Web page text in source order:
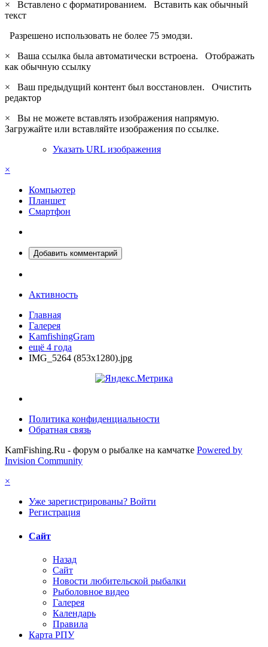
×
Вставлено с форматированием. Вставить как обычный
текст
Разрешено использовать не более 75 эмодзи.
×
Ваша ссылка была автоматически встроена. Отображать
как обычную ссылку
×
Ваш предыдущий контент был восстановлен. Очистить
редактор
×
Вы не можете вставлять изображения напрямую.
Загружайте или вставляйте изображения по ссылке.
Указать URL изображения
×
Компьютер
Планшет
Смартфон
Добавить комментарий
Активность
Главная
Галерея
KamfishingGram
ещё 4 года
IMG_5264 (853x1280).jpg
Политика конфиденциальности
Обратная связь
KamFishing.Ru - форум о рыбалке на камчатке Powered by
Invision Community
×
Уже зарегистрированы? Войти
Регистрация
Сайт
Назад
Сайт
Новости любительской рыбалки
Рыболовное видео
Галерея
Календарь
Правила
Карта РПУ